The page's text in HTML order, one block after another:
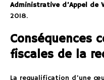
Administrative d’Appel de
2018.
Conséquences
fiscales de la